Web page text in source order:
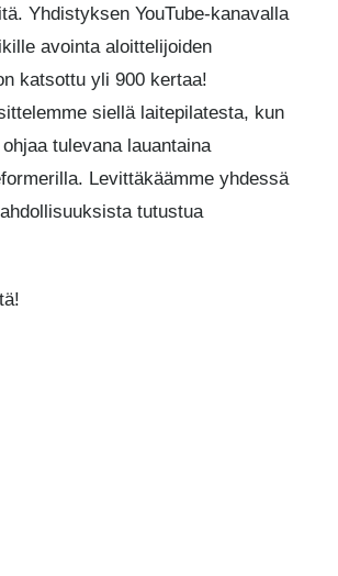
Yhdistyksen YouTube-kanavalla
avointa aloittelijoiden
katsottu yli 900 kertaa!
siellä laitepilatesta, kun
tulevana lauantaina
Levittäkäämme yhdessä
tutustua